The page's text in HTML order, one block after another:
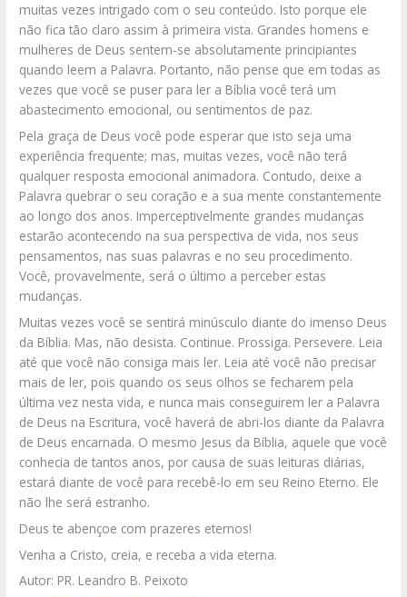
muitas vezes intrigado com o seu conteúdo. Isto porque ele
não fica tão claro assim à primeira vista. Grandes homens e
mulheres de Deus sentem-se absolutamente principiantes
quando leem a Palavra. Portanto, não pense que em todas as
vezes que você se puser para ler a Bíblia você terá um
abastecimento emocional, ou sentimentos de paz.
Pela graça de Deus você pode esperar que isto seja uma
experiência frequente; mas, muitas vezes, você não terá
qualquer resposta emocional animadora. Contudo, deixe a
Palavra quebrar o seu coração e a sua mente constantemente
ao longo dos anos. Imperceptivelmente grandes mudanças
estarão acontecendo na sua perspectiva de vida, nos seus
pensamentos, nas suas palavras e no seu procedimento.
Você, provavelmente, será o último a perceber estas
mudanças.
Muitas vezes você se sentirá minúsculo diante do imenso Deus
da Bíblia. Mas, não desista. Continue. Prossiga. Persevere. Leia
até que você não consiga mais ler. Leia até você não precisar
mais de ler, pois quando os seus olhos se fecharem pela
última vez nesta vida, e nunca mais conseguirem ler a Palavra
de Deus na Escritura, você haverá de abri-los diante da Palavra
de Deus encarnada. O mesmo Jesus da Bíblia, aquele que você
conhecia de tantos anos, por causa de suas leituras diárias,
estará diante de você para recebê-lo em seu Reino Eterno. Ele
não lhe será estranho.
Deus te abençoe com prazeres eternos!
Venha a Cristo, creia, e receba a vida eterna.
Autor: PR. Leandro B. Peixoto